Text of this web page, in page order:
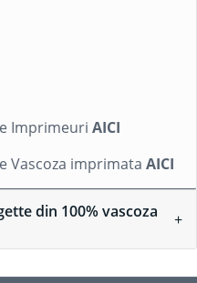
Imprimeuri AICI
Vascoza imprimata AICI
din 100% vascoza